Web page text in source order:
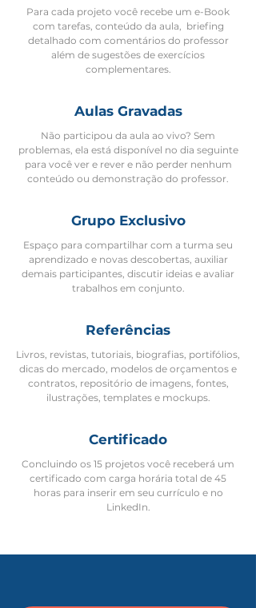
Para cada projeto você recebe um e-Book
com tarefas, conteúdo da aula, briefing
detalhado com comentários do professor
além de sugestões de exercícios
complementares.
Aulas Gravadas
Não participou da aula ao vivo? Sem
problemas, ela está disponível no dia seguinte
para você ver e rever e não perder nenhum
conteúdo ou demonstração do professor.
Grupo Exclusivo
Espaço para compartilhar com a turma seu
aprendizado e novas descobertas, auxiliar
demais participantes, discutir ideias e avaliar
trabalhos em conjunto.
Referências
Livros, revistas, tutoriais, biografias, portifólios,
dicas do mercado, modelos de orçamentos e
contratos, repositório de imagens, fontes,
ilustrações, templates e mockups.
Certificado
Concluindo os 15 projetos você receberá um
certificado com carga horária total de 45
horas para inserir em seu currículo e no
LinkedIn.